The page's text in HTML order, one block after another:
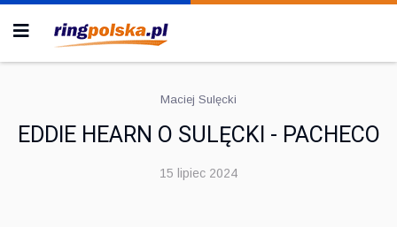
Maciej Sulęcki
EDDIE HEARN O SULĘCKI - PACHECO
15 lipiec 2024